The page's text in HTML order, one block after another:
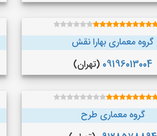
گروه معماری بهارا نقش
09196013004 (تهران)
گروه معماری طرح